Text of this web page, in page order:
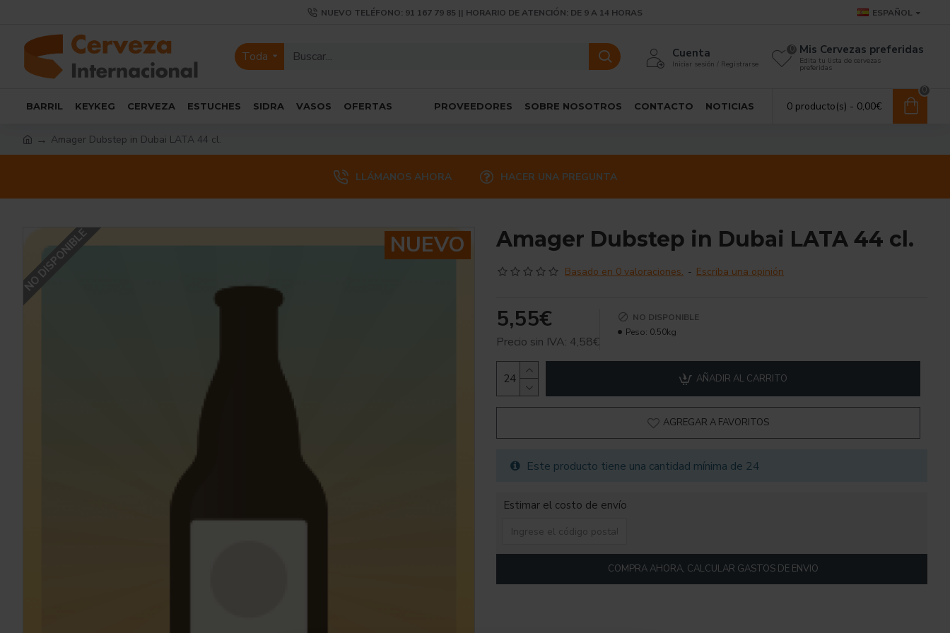
NUEVO TELÉFONO: 91 167 79 85 || HORARIO DE ATENCIÓN: DE 9 A 14 HORAS ESPAÑOL
Toda Cuenta
Iniciar sesión / Registrarse
Mis Cervezas preferidas
Edita tu lista de cervezas
preferidas
0
BARRIL KEYKEG CERVEZA ESTUCHES SIDRA VASOS OFERTAS PROVEEDORES SOBRE NOSOTROS CONTACTO NOTICIAS 0 producto(s) - 0,00€
0
Amager Dubstep in Dubai LATA 44 cl.
LLÁMANOS AHORA HACER UNA PREGUNTA
NUEVO
NO DISPONIBLE Amager Dubstep in Dubai LATA 44 cl.
Basado en 0 valoraciones. - Escriba una opinión
5,55€
Precio sin IVA: 4,58€
NO DISPONIBLE
Peso: 0.50kg
AÑADIR AL CARRITO
AGREGAR A FAVORITOS
Este producto tiene una cantidad mínima de 24
Estimar el costo de envío
COMPRA AHORA, CALCULAR GASTOS DE ENVIO